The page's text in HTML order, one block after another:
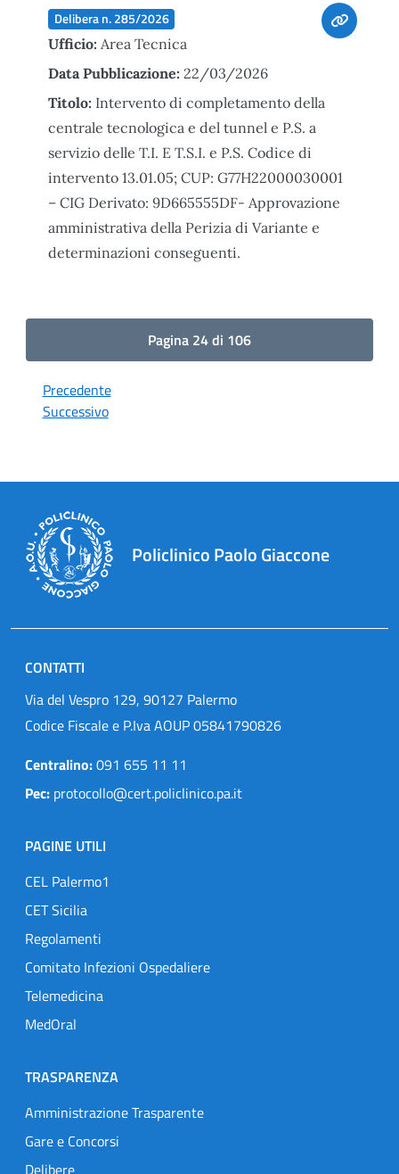
Delibera n. 285/2026
Ufficio: Area Tecnica
Data Pubblicazione: 22/03/2026
Titolo: Intervento di completamento della
centrale tecnologica e del tunnel e P.S. a
servizio delle T.I. E T.S.I. e P.S. Codice di
intervento 13.01.05; CUP: G77H22000030001
– CIG Derivato: 9D665555DF- Approvazione
amministrativa della Perizia di Variante e
determinazioni conseguenti.
Pagina 24 di 106
Precedente
Successivo
Policlinico Paolo Giaccone
CONTATTI
Via del Vespro 129, 90127 Palermo
Codice Fiscale e P.Iva AOUP 05841790826
Centralino:091 655 11 11
Pec: protocollo@cert.policlinico.pa.it
PAGINE UTILI
CEL Palermo1
CET Sicilia
Regolamenti
Comitato Infezioni Ospedaliere
Telemedicina
MedOral
TRASPARENZA
Amministrazione Trasparente
Gare e Concorsi
Delibere